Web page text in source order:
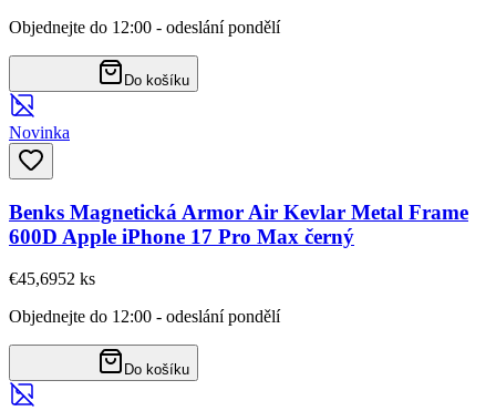
Objednejte do 12:00 - odeslání pondělí
Do košíku
Novinka
Benks Magnetická Armor Air Kevlar Metal Frame
600D Apple iPhone 17 Pro Max černý
€45,6952 ks
Objednejte do 12:00 - odeslání pondělí
Do košíku